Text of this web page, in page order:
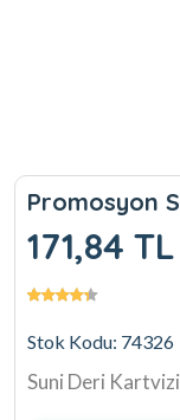
Promosyon
171,84 TL
Stok Kodu: 74326
Suni Deri